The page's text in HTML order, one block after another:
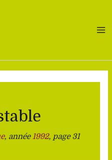
, année1992, page 31